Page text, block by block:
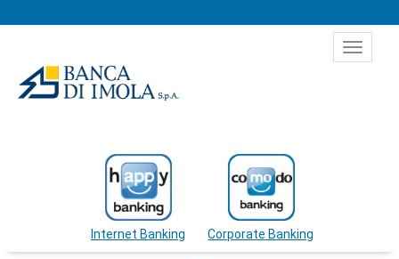
Toggle
Internet Banking Corporate Banking